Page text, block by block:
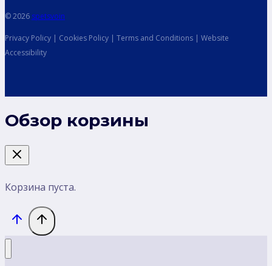
© 2026 spetsvoin
Privacy Policy | Cookies Policy | Terms and Conditions | Website
Accessibility
Обзор корзины
Корзина пуста.